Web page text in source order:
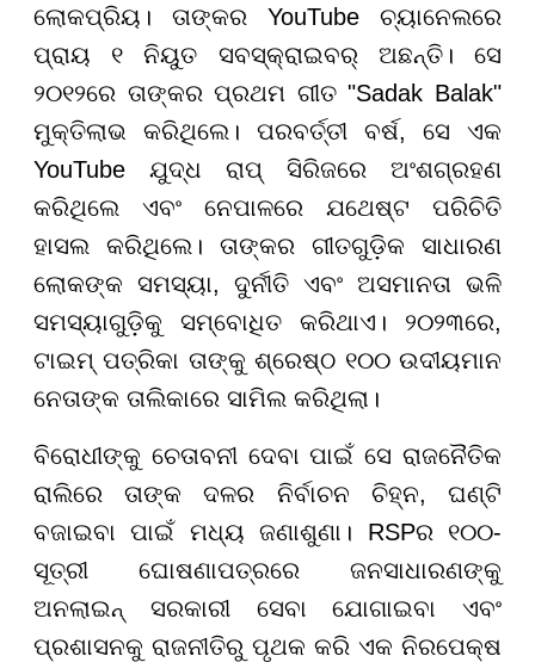
ଲୋକପ୍ରିୟ। ତାଙ୍କର YouTube ଚ୍ୟାନେଲରେ
ପ୍ରାୟ ୧ ନିୟୁତ ସବସ୍କ୍ରାଇବର୍ ଅଛନ୍ତି। ସେ
୨୦୧୨ରେ ତାଙ୍କର ପ୍ରଥମ ଗୀତ "Sadak Balak"
ମୁକ୍ତିଲାଭ କରିଥିଲେ। ପରବର୍ତ୍ତୀ ବର୍ଷ, ସେ ଏକ
YouTube ଯୁଦ୍ଧ ରାପ୍ ସିରିଜରେ ଅଂଶଗ୍ରହଣ
କରିଥିଲେ ଏବଂ ନେପାଳରେ ଯଥେଷ୍ଟ ପରିଚିତି
ହାସଲ କରିଥିଲେ। ତାଙ୍କର ଗୀତଗୁଡ଼ିକ ସାଧାରଣ
ଲୋକଙ୍କ ସମସ୍ୟା, ଦୁର୍ନୀତି ଏବଂ ଅସମାନତା ଭଳି
ସମସ୍ୟାଗୁଡ଼ିକୁ ସମ୍ବୋଧିତ କରିଥାଏ। ୨୦୨୩ରେ,
ଟାଇମ୍ ପତ୍ରିକା ତାଙ୍କୁ ଶ୍ରେଷ୍ଠ ୧୦୦ ଉଦୀୟମାନ
ନେତାଙ୍କ ତାଲିକାରେ ସାମିଲ କରିଥିଲା।
ବିରୋଧୀଙ୍କୁ ଚେତାବନୀ ଦେବା ପାଇଁ ସେ ରାଜନୈତିକ
ରାଲିରେ ତାଙ୍କ ଦଳର ନିର୍ବାଚନ ଚିହ୍ନ, ଘଣ୍ଟି
ବଜାଇବା ପାଇଁ ମଧ୍ୟ ଜଣାଶୁଣା। RSPର ୧୦୦-
ସୂତ୍ରୀ ଘୋଷଣାପତ୍ରରେ ଜନସାଧାରଣଙ୍କୁ
ଅନଲାଇନ୍ ସରକାରୀ ସେବା ଯୋଗାଇବା ଏବଂ
ପ୍ରଶାସନକୁ ରାଜନୀତିରୁ ପୃଥକ କରି ଏକ ନିରପେକ୍ଷ